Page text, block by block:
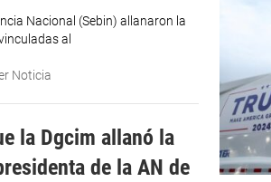
Nacional (Sebin) allanaron la
al
Noticia
la Dgcim allanó la
de la AN de